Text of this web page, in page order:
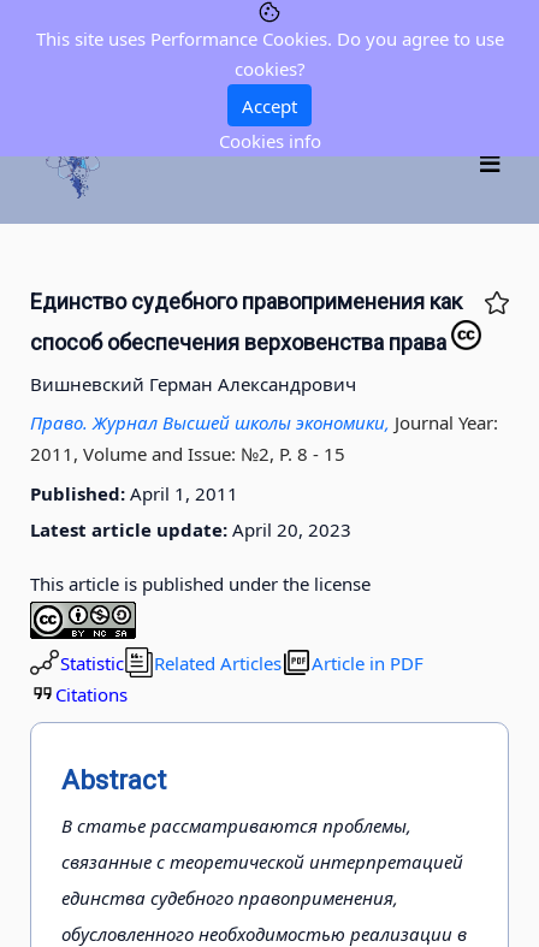
Единство судебного правоприменения как
способ обеспечения верховенства права
Вишневский Герман Александрович
Право. Журнал Высшей школы экономики, Journal Year:
2011, Volume and Issue: №2, P. 8 - 15
Published: April 1, 2011
Latest article update: April 20, 2023
This article is published under the license
Statistic Related Articles
Article in PDF
Citations
Abstract
В статье рассматриваются проблемы,
связанные с теоретической интерпретацией
единства судебного правоприменения,
обусловленного необходимостью реализации в
This site uses Performance Cookies. Do you agree to use
cookies?
Accept
Cookies info